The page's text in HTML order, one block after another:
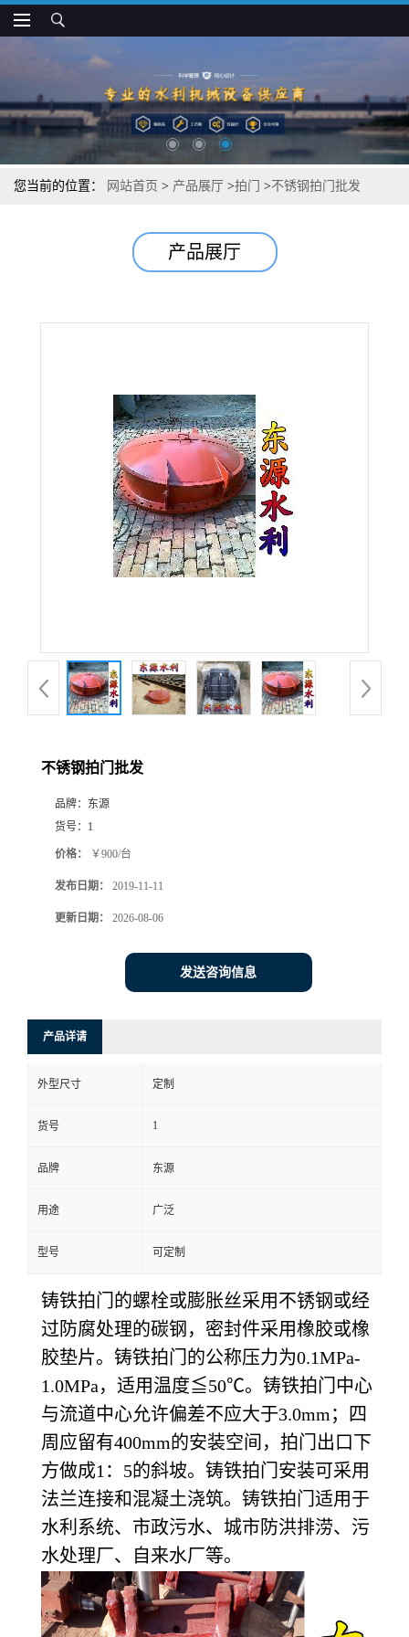
您当前的位置： 网站首页 > 产品展厅 >拍门 >不锈钢拍门批发
产品展厅
不锈钢拍门批发
品牌： 东源
货号： 1
价格： ￥900/台
发布日期： 2019-11-11
更新日期： 2026-08-06
发送咨询信息
产品详请
外型尺寸 定制
货号 1
品牌 东源
用途 广泛
型号 可定制
铸铁拍门的螺栓或膨胀丝采用不锈钢或经
过防腐处理的碳钢，密封件采用橡胶或橡
胶垫片。铸铁拍门的公称压力为0.1MPa-
1.0MPa，适用温度≦50℃。铸铁拍门中心
与流道中心允许偏差不应大于3.0mm；四
周应留有400mm的安装空间，拍门出口下
方做成1：5的斜坡。铸铁拍门安装可采用
法兰连接和混凝土浇筑。铸铁拍门适用于
水利系统、市政污水、城市防洪排涝、污
水处理厂、自来水厂等。